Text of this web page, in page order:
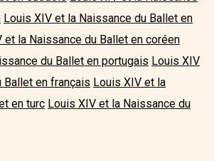
Louis XIV et la Naissance du Ballet en
et la Naissance du Ballet en coréen
du Ballet en portugais Louis XIV
Ballet en français Louis XIV et la
en turc Louis XIV et la Naissance du